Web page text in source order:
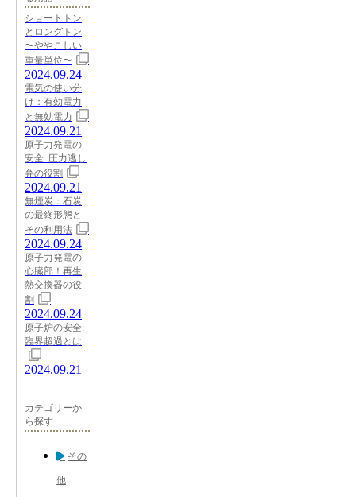
ショートトン
とロングトン
〜ややこしい
重量単位〜
2024.09.24
電気の使い分
け：有効電力
と無効電力
2024.09.21
原子力発電の
安全: 圧力逃し
弁の役割
2024.09.21
無煙炭：石炭
の最終形態と
その利用法
2024.09.24
原子力発電の
心臓部！再生
熱交換器の役
割
2024.09.24
原子炉の安全:
臨界超過とは
2024.09.21
カテゴリーか
ら探す
その
他